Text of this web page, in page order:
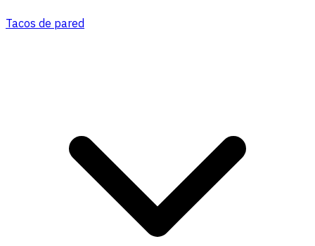
Tacos de pared